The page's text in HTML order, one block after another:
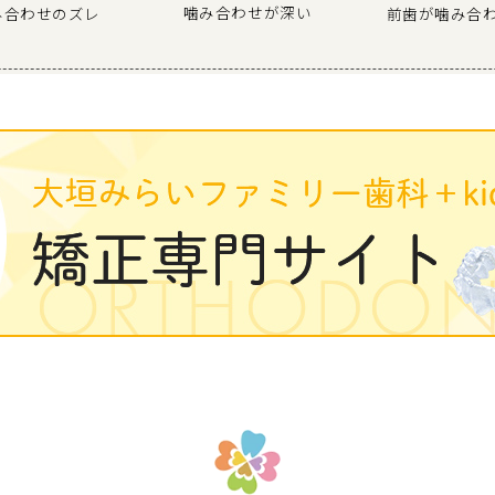
わせのズレ 噛み合わせが深い 前歯が噛み合